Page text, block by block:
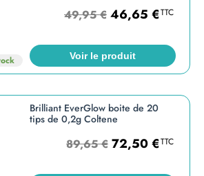
49,95€ 46,65 €TTC
Voir le produit
Brilliant EverGlow boite de 20
tips de 0,2g Coltene
89,65€ 72,50€TTC